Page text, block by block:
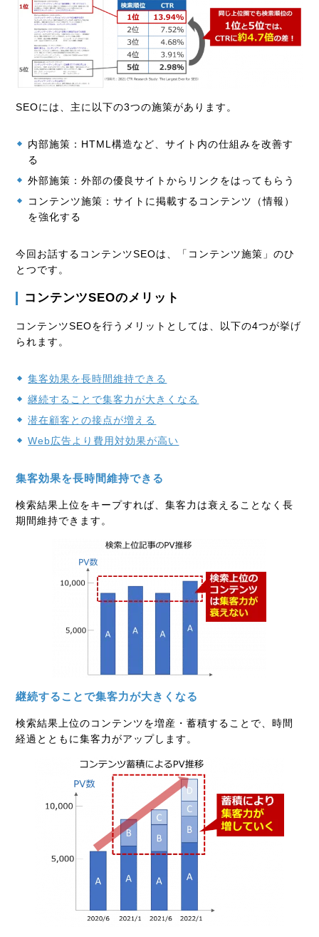
SEOには、主に以下の3つの施策があります。
内部施策：HTML構造など、サイト内の仕組みを改善す
る
外部施策：外部の優良サイトからリンクをはってもらう
コンテンツ施策：サイトに掲載するコンテンツ（情報）
を強化する
今回お話するコンテンツSEOは、「コンテンツ施策」のひ
とつです。
コンテンツSEOのメリット
コンテンツSEOを行うメリットとしては、以下の4つが挙げ
られます。
集客効果を長時間維持できる
継続することで集客力が大きくなる
潜在顧客との接点が増える
Web広告より費用対効果が高い
集客効果を長時間維持できる
検索結果上位をキープすれば、集客力は衰えることなく長
期間維持できます。
継続することで集客力が大きくなる
検索結果上位のコンテンツを増産・蓄積することで、時間
経過とともに集客力がアップします。